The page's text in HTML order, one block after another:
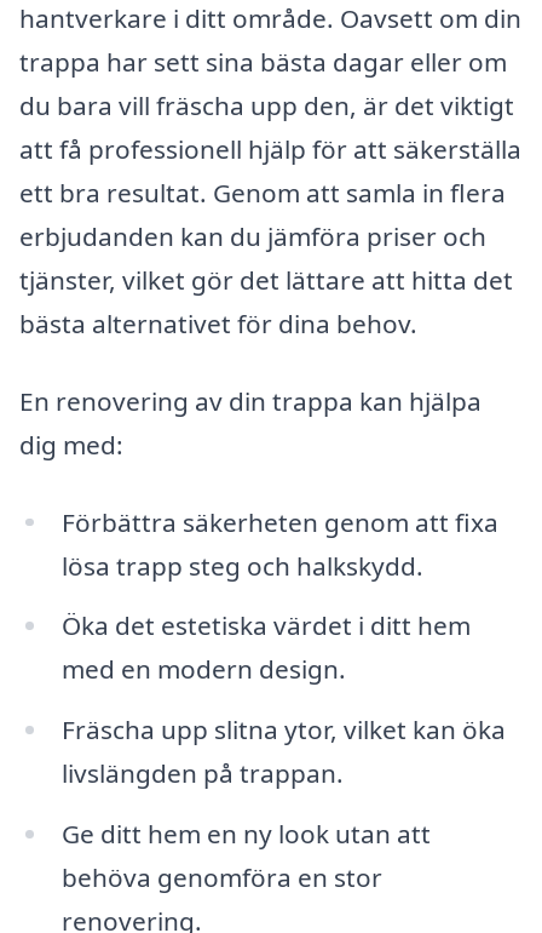
hantverkare i ditt område. Oavsett om din
trappa har sett sina bästa dagar eller om
du bara vill fräscha upp den, är det viktigt
att få professionell hjälp för att säkerställa
ett bra resultat. Genom att samla in flera
erbjudanden kan du jämföra priser och
tjänster, vilket gör det lättare att hitta det
bästa alternativet för dina behov.
En renovering av din trappa kan hjälpa
dig med:
Förbättra säkerheten genom att fixa
lösa trapp steg och halkskydd.
Öka det estetiska värdet i ditt hem
med en modern design.
Fräscha upp slitna ytor, vilket kan öka
livslängden på trappan.
Ge ditt hem en ny look utan att
behöva genomföra en stor
renovering.